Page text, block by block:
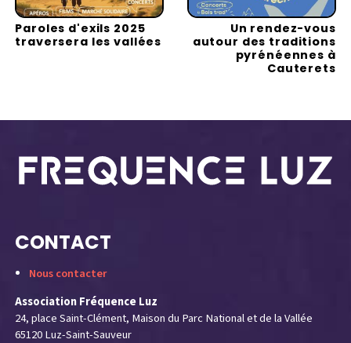
Paroles d'exils 2025
traversera les vallées
Un rendez-vous
autour des traditions
pyrénéennes à
Cauterets
CONTACT
Nous contacter
Association Fréquence Luz
24, place Saint-Clément, Maison du Parc National et de la Vallée
65120 Luz-Saint-Sauveur